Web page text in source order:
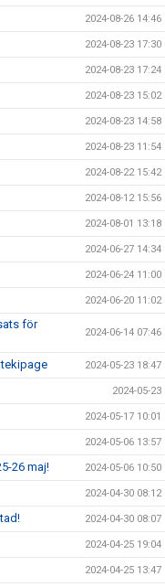
2024-08-26 14:46
2024-08-23 17:30
2024-08-23 17:24
2024-08-23 15:02
2024-08-23 14:58
2024-08-23 11:54
2024-08-22 15:42
2024-08-12 15:56
2024-08-01 13:18
2024-06-27 14:34
2024-06-24 11:00
2024-06-20 11:02
för
2024-06-14 07:46
2024-05-23 18:47
2024-05-23
2024-05-17 10:01
2024-05-06 13:57
26 maj! 2024-05-06 10:50
2024-04-30 08:12
2024-04-30 08:07
2024-04-25 19:04
2024-04-25 13:47